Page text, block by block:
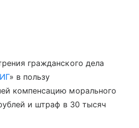
гражданского дела
» в пользу
компенсацию морального
и штраф в 30 тысяч